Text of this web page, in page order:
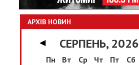
АРХІВ НОВИН
◀ СЕРПЕНЬ, 2026
Пн
Вт Ср Чт Пт Сб